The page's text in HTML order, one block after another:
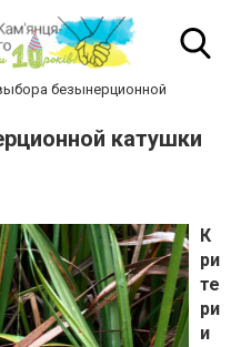
безынерционной
катушки
К
ри
те
ри
и